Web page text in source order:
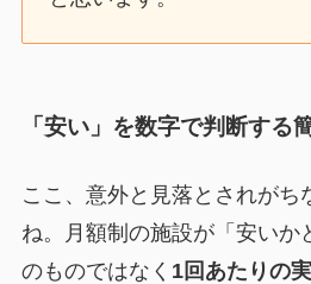
「安い」を数字で判断する
ここ、意外と見落とされがち
ね。月額制の施設が「安いか
のものではなく 1回あたりの